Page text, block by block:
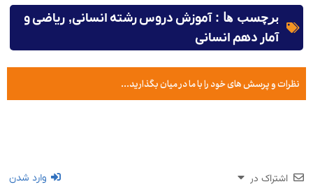
برچسب ها :آموزش دروس رشته انسانی, ریاضی و
آمار دهم انسانی
نظرات و پرسش های خود را با ما در میان بگذارید...
اشتراک در وارد شدن